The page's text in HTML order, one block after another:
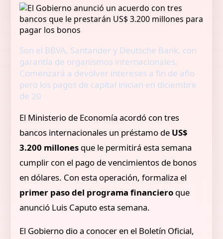
Son el BBVA, Santander y Deutsche Bank, con
garantía de organismos internacionales.
Comenzará a devolver intereses a fin de año
pero los pagos de capital inician en diciembre
de 20
El Ministerio de Economía acordó con tres
bancos internacionales un préstamo de US$
3.200 millones que le permitirá esta semana
cumplir con el pago de vencimientos de bonos
en dólares. Con esta operación, formaliza el
primer paso del programa financiero que
anunció Luis Caputo esta semana.
El Gobierno dio a conocer en el Boletín Oficial,